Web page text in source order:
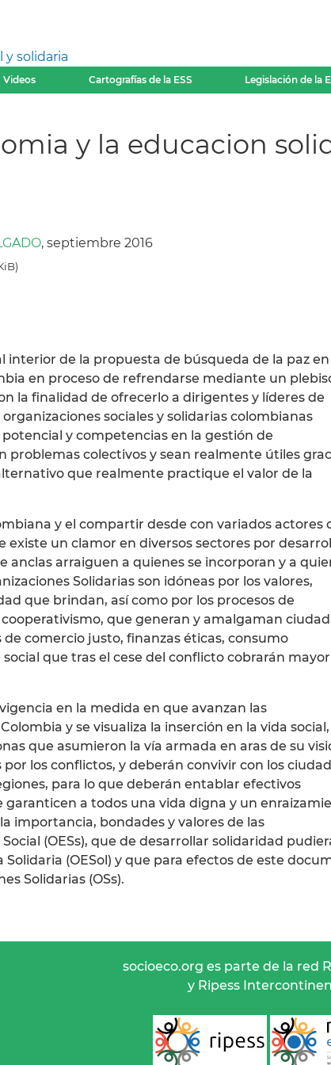
y solidaria
Videos Cartografías de la ESS Legislación de la
y la educacion
, septiembre 2016
interior de la propuesta de búsqueda de la paz en
en proceso de refrendarse mediante un
la finalidad de ofrecerlo a dirigentes y líderes de
sociales y solidarias colombianas
y competencias en la gestión de
problemas colectivos y sean realmente útiles
que realmente practique el valor de la
y el compartir desde con variados actores
un clamor en diversos sectores por
anclas arraiguen a quienes se incorporan y a
Solidarias son idóneas por los valores,
que brindan, así como por los procesos de
que generan y amalgaman
comercio justo, finanzas éticas, consumo
que tras el cese del conflicto cobrarán mayor
en la medida en que avanzan las
y se visualiza la inserción en la vida social,
que asumieron la vía armada en aras de su
por los conflictos, y deberán convivir con los
para lo que deberán entablar efectivos
garanticen a todos una vida digna y un
importancia, bondades y valores de las
(OESs), que de desarrollar solidaridad
(OESol) y que para efectos de este
Solidarias (OSs).
socioeco.org es parte de la red
y Ripess